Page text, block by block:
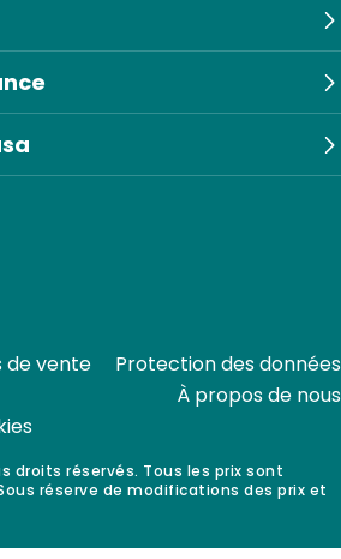
droits réservés. Tous les prix sont
réserve de modifications des prix et
de vente
Protection des données
À propos de nous